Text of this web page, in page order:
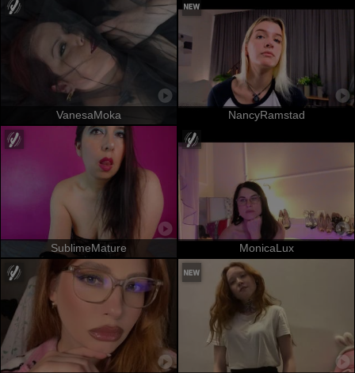
VanesaMoka NancyRamstad
SublimeMature MonicaLux